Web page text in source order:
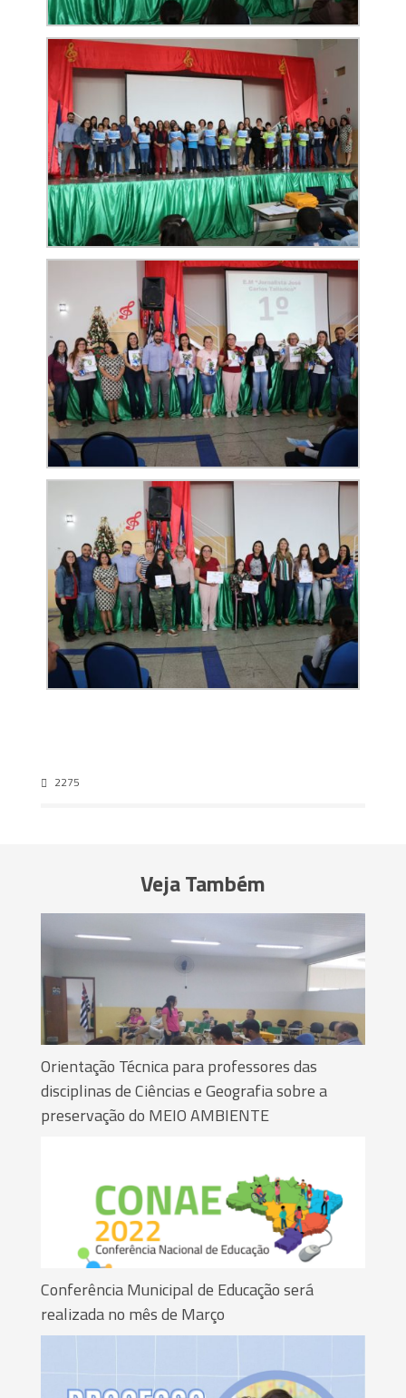
2275
Veja Também
Orientação Técnica para professores das
disciplinas de Ciências e Geografia sobre a
preservação do MEIO AMBIENTE
Conferência Municipal de Educação será
realizada no mês de Março